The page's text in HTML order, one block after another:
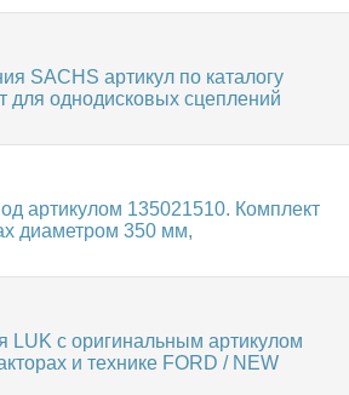
SACHS артикул по каталогу
для однодисковых сцеплений
артикулом 135021510. Комплект
диаметром 350 мм,
LUK с оригинальным артикулом
и технике FORD / NEW